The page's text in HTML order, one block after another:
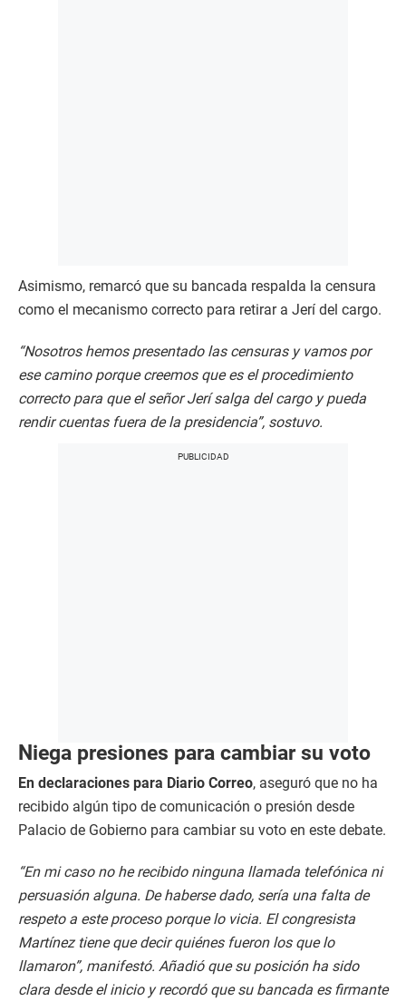
Asimismo, remarcó que su bancada respalda la censura
como el mecanismo correcto para retirar a Jerí del cargo.
“Nosotros hemos presentado las censuras y vamos por
ese camino porque creemos que es el procedimiento
correcto para que el señor Jerí salga del cargo y pueda
rendir cuentas fuera de la presidencia”, sostuvo.
Niega presiones para cambiar su voto
En declaraciones para Diario Correo, aseguró que no ha
recibido algún tipo de comunicación o presión desde
Palacio de Gobierno para cambiar su voto en este debate.
“En mi caso no he recibido ninguna llamada telefónica ni
persuasión alguna. De haberse dado, sería una falta de
respeto a este proceso porque lo vicia. El congresista
Martínez tiene que decir quiénes fueron los que lo
llamaron”, manifestó. Añadió que su posición ha sido
clara desde el inicio y recordó que su bancada es firmante